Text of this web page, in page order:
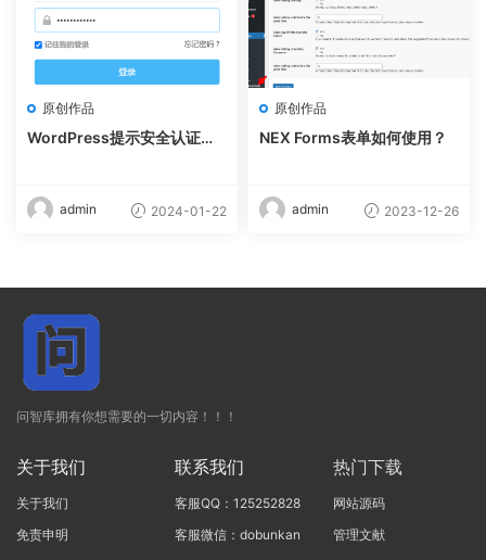
原创作品
WordPress提示安全认证失
admin 2024-01-22
原创作品
NEX Forms表单如何使用？
admin 2023-12-26
问智库拥有你想需要的一切内容！！！
关于我们
关于我们
免责申明
联系我们
客服QQ：125252828
客服微信：dobunkan
热门下载
网站源码
管理文献